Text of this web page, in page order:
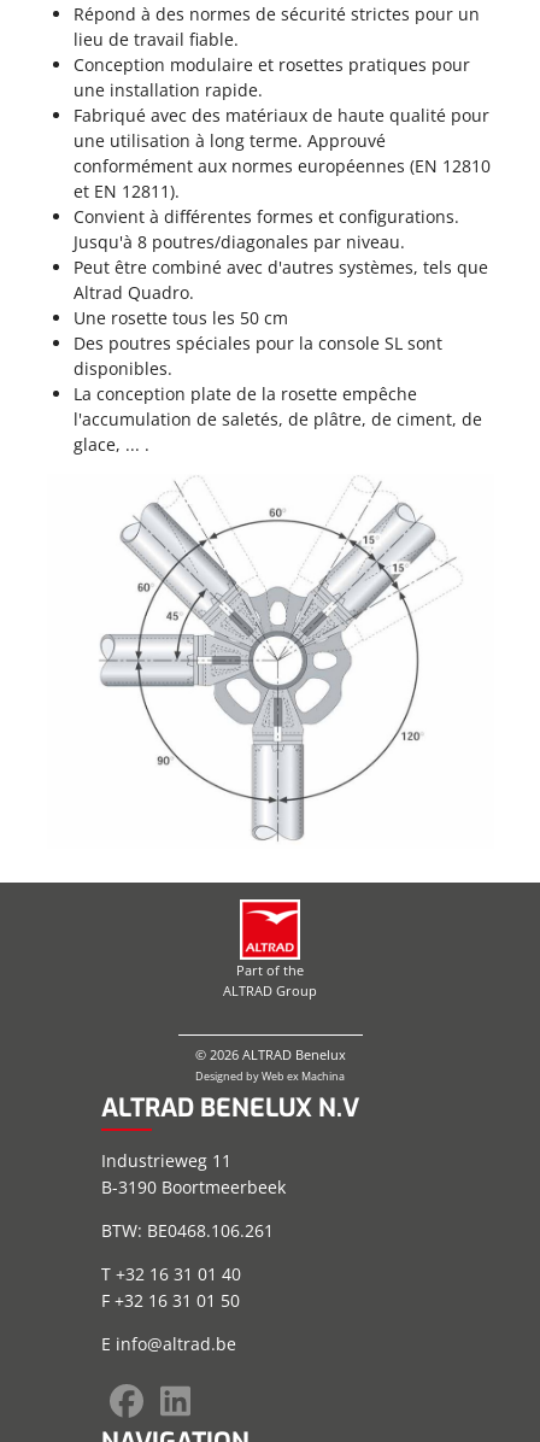
Répond à des normes de sécurité strictes pour un
lieu de travail fiable.
Conception modulaire et rosettes pratiques pour
une installation rapide.
Fabriqué avec des matériaux de haute qualité pour
une utilisation à long terme. Approuvé
conformément aux normes européennes (EN 12810
et EN 12811).
Convient à différentes formes et configurations.
Jusqu'à 8 poutres/diagonales par niveau.
Peut être combiné avec d'autres systèmes, tels que
Altrad Quadro.
Une rosette tous les 50 cm
Des poutres spéciales pour la console SL sont
disponibles.
La conception plate de la rosette empêche
l'accumulation de saletés, de plâtre, de ciment, de
glace, ... .
Part of the
ALTRAD Group
© 2026 ALTRAD Benelux
Designed byWeb ex Machina
ALTRAD BENELUX N.V
Industrieweg 11
B-3190 Boortmeerbeek
BTW: BE0468.106.261
T +32 16 31 01 40
F +32 16 31 01 50
E info@altrad.be